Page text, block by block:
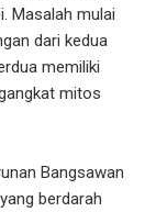
Masalah mulai
dari kedua
memiliki
mitos
Bangsawan
berdarah